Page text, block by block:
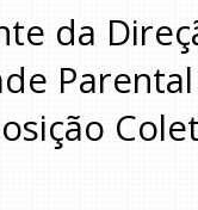
da
Parental